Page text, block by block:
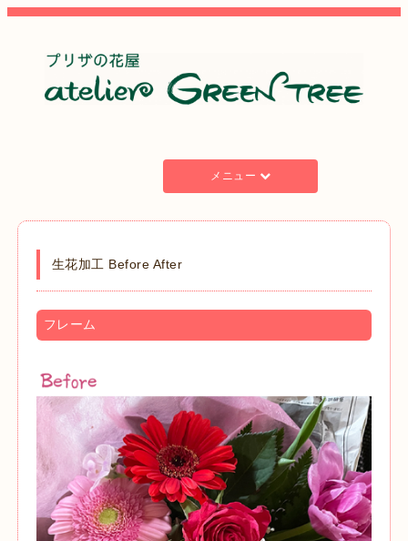
メニュー
生花加工 Before After
フレーム